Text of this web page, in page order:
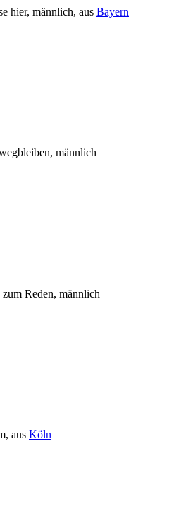
hier, männlich, aus Bayern
, männlich
Reden, männlich
, aus Köln